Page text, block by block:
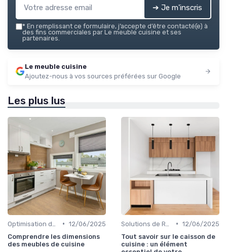
➔ Je m'inscris
* En remplissant ce formulaire, j’accepte d’être contacté(e) à
des fins commerciales par Le meuble cuisine et ses
partenaires.
Le meuble cuisine
Ajoutez-nous à vos sources préférées sur Google
Les plus lus
• 12/06/2025
Comprendre les dimensions
des meubles de cuisine
• 12/06/2025
Tout savoir sur le caisson de
cuisine : un élément